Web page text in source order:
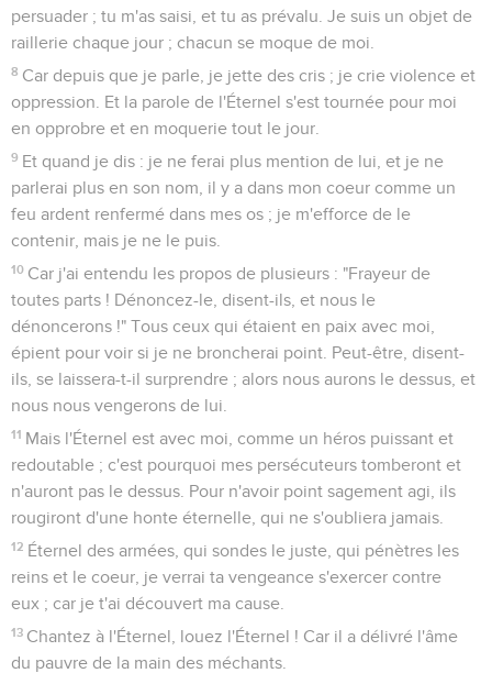
persuader ; tu m'as saisi, et tu as prévalu. Je suis un objet de
raillerie chaque jour ; chacun se moque de moi.
8 Car depuis que je parle, je jette des cris ; je crie violence et
oppression. Et la parole de l'Éternel s'est tournée pour moi
en opprobre et en moquerie tout le jour.
9 Et quand je dis : je ne ferai plus mention de lui, et je ne
parlerai plus en son nom, il y a dans mon coeur comme un
feu ardent renfermé dans mes os ; je m'efforce de le
contenir, mais je ne le puis.
10 Car j'ai entendu les propos de plusieurs : "Frayeur de
toutes parts ! Dénoncez-le, disent-ils, et nous le
dénoncerons !" Tous ceux qui étaient en paix avec moi,
épient pour voir si je ne broncherai point. Peut-être, disent-
ils, se laissera-t-il surprendre ; alors nous aurons le dessus, et
nous nous vengerons de lui.
11 Mais l'Éternel est avec moi, comme un héros puissant et
redoutable ; c'est pourquoi mes persécuteurs tomberont et
n'auront pas le dessus. Pour n'avoir point sagement agi, ils
rougiront d'une honte éternelle, qui ne s'oubliera jamais.
12 Éternel des armées, qui sondes le juste, qui pénètres les
reins et le coeur, je verrai ta vengeance s'exercer contre
eux ; car je t'ai découvert ma cause.
13 Chantez à l'Éternel, louez l'Éternel ! Car il a délivré l'âme
du pauvre de la main des méchants.